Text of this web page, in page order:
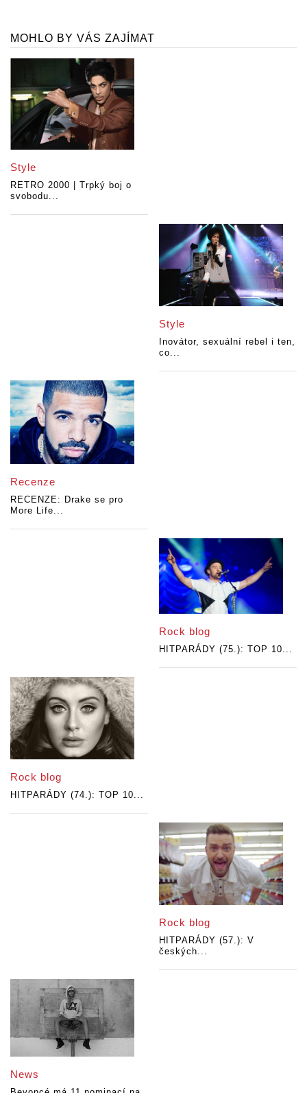
MOHLO BY VÁS ZAJÍMAT
Style
RETRO 2000 | Trpký boj o
svobodu...
Style
Inovátor, sexuální rebel i ten,
co...
Recenze
RECENZE: Drake se pro
More Life...
Rock blog
HITPARÁDY (75.): TOP 10...
Rock blog
HITPARÁDY (74.): TOP 10...
Rock blog
HITPARÁDY (57.): V
českých...
News